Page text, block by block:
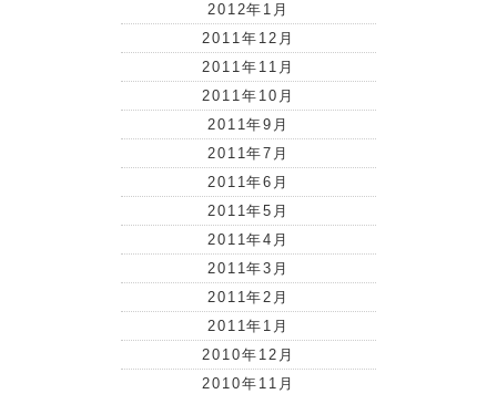
2012年1月
2011年12月
2011年11月
2011年10月
2011年9月
2011年7月
2011年6月
2011年5月
2011年4月
2011年3月
2011年2月
2011年1月
2010年12月
2010年11月